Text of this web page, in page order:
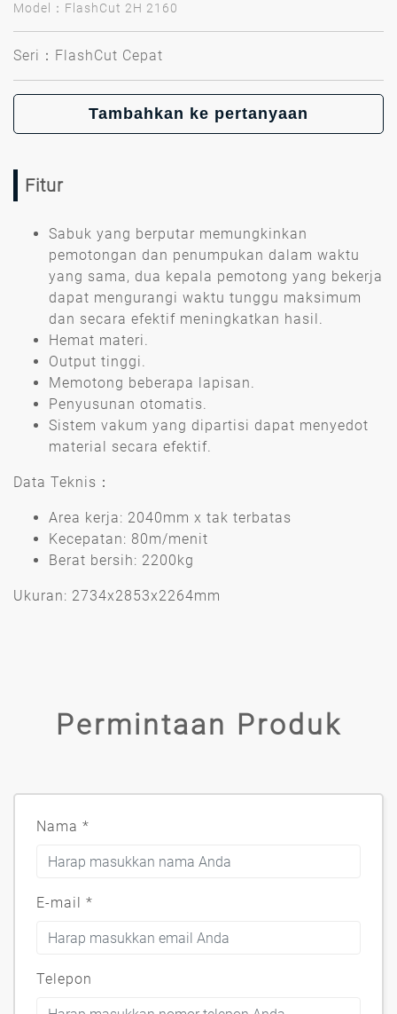
Model：FlashCut 2H 2160
Seri：FlashCut Cepat
Tambahkan ke pertanyaan
Fitur
Sabuk yang berputar memungkinkan
pemotongan dan penumpukan dalam waktu
yang sama, dua kepala pemotong yang bekerja
dapat mengurangi waktu tunggu maksimum
dan secara efektif meningkatkan hasil.
Hemat materi.
Output tinggi.
Memotong beberapa lapisan.
Penyusunan otomatis.
Sistem vakum yang dipartisi dapat menyedot
material secara efektif.
Data Teknis：
Area kerja: 2040mm x tak terbatas
Kecepatan: 80m/menit
Berat bersih: 2200kg
Ukuran: 2734x2853x2264mm
Permintaan Produk
Nama *
E-mail *
Telepon